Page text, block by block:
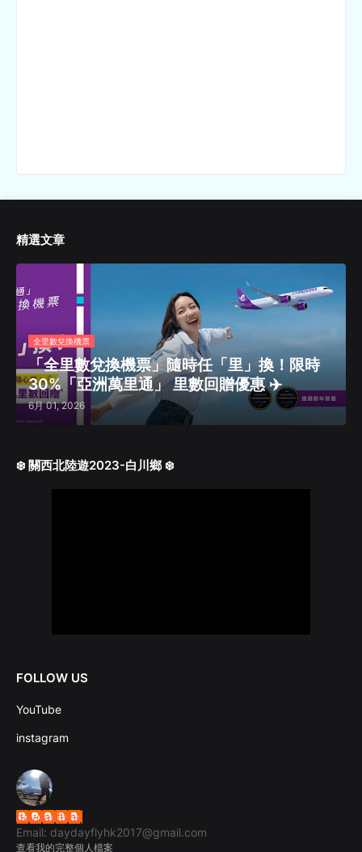
精選文章
全里數兌換機票
「全里數兌換機票」隨時任「里」換！限時
30%「亞洲萬里通」 里數回贈優惠 ✈️
6月 01, 2026
❄️ 關西北陸遊2023-白川鄉 ❄️
FOLLOW US
YouTube
instagram
daydayflyhk
Email: daydayflyhk2017@gmail.com
查看我的完整個人檔案